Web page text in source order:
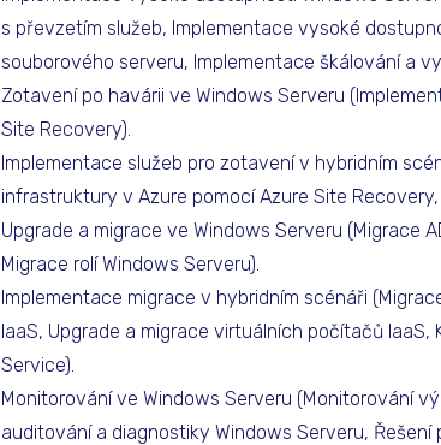
s převzetím služeb, Implementace vysoké
souborového serveru, Implementace škálování a
Zotavení po havárii ve Windows Serveru
Site Recovery).
Implementace služeb pro zotavení v hybridním
infrastruktury v Azure pomocí Azure Site
Upgrade a migrace ve Windows Serveru (Migrace
Migrace rolí Windows Serveru).
Implementace migrace v hybridním scénáři
IaaS, Upgrade a migrace virtuálních počítačů IaaS,
Service).
Monitorování ve Windows Serveru (Monitorování
auditování a diagnostiky Windows Serveru, Řešení